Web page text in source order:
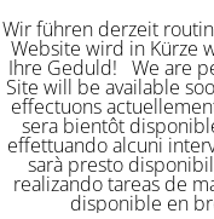
Wir führen derzeit
Website wird in Kürze
Ihre Geduld! We are
Site will be available
effectuons
sera bientôt
effettuando alcuni
sarà presto
realizando tareas de
disponible en